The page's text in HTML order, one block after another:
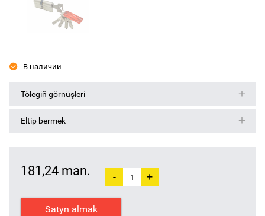
В наличии
Tölegiň görnüşleri
Eltip bermek
181,24 man. - +
Satyn almak